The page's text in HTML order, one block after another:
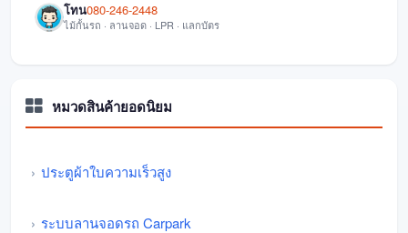
โทน080-246-2448
ไม้กั้นรถ · ลานจอด · LPR · แลกบัตร
หมวดสินค้ายอดนิยม
ประตูผ้าใบความเร็วสูง
ระบบลานจอดรถ Carpark